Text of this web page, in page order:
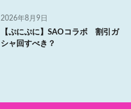
2026年8月9日
【ぷにぷに】SAOコラボ 割引ガ
シャ回すべき？